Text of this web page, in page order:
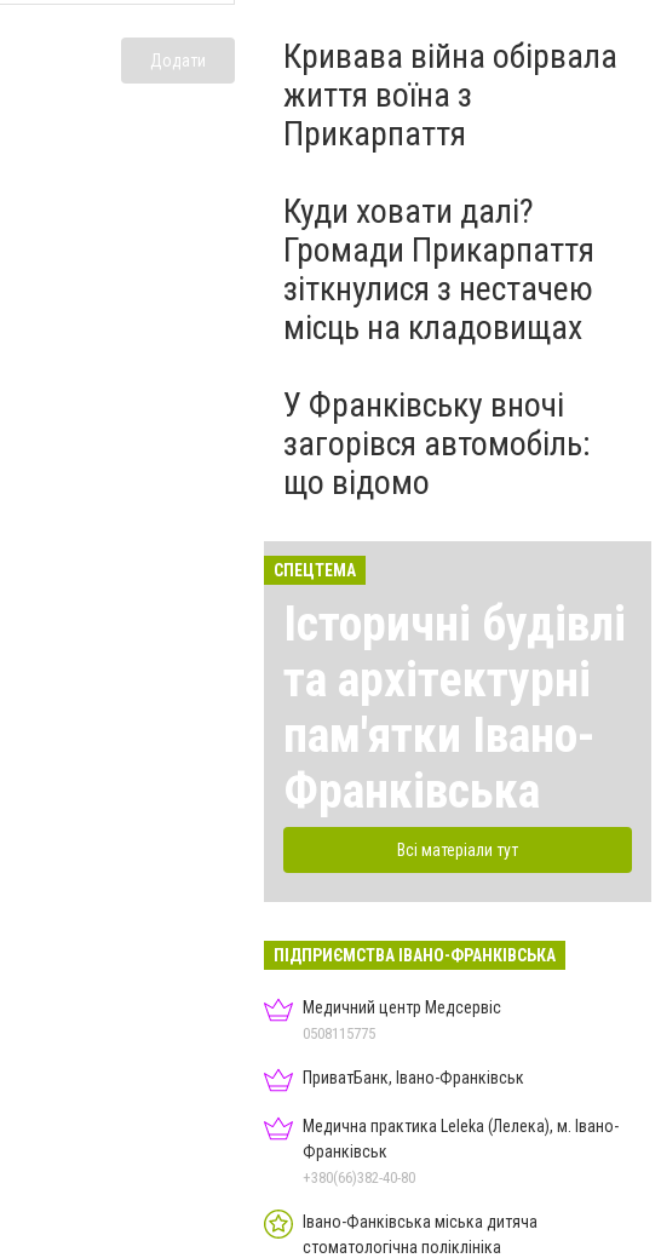
Додати
Кривава війна обірвала
життя воїна з
Прикарпаття
Куди ховати далі?
Громади Прикарпаття
зіткнулися з нестачею
місць на кладовищах
У Франківську вночі
загорівся автомобіль:
що відомо
СПЕЦТЕМА
Історичні будівлі
та архітектурні
пам'ятки Івано-
Франківська
Всі матеріали тут
ПІДПРИЄМСТВА ІВАНО-ФРАНКІВСЬКА
Медичний центр Медсервіс
0508115775
ПриватБанк, Івано-Франківськ
Медична практика Leleka (Лелека), м. Івано-
Франківськ
+380(66)382-40-80
Івано-Фанківська міська дитяча
стоматологічна поліклініка